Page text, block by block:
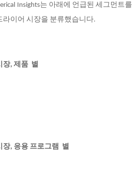
Insights는 아래에 언급된 세그먼트를
라이어 시장을 분류했습니다.
장, 제품 별
장, 응용 프로그램 별